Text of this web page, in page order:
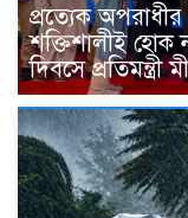
প্রত্যেক
শক্তিশালীই হোক
দিবসে প্রতিমন্ত্রী